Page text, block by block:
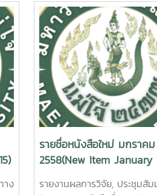
ง
3. การตรวจสอบปริมาณแก๊
แอมโมเนียที่เป็นพาจากโรงงาน
อุตสาหกรรมเกษตรด้วยเซนเซ
ประดิษฐ์จากอนุภาคนาโนเฟอ
ไซด์ที่อุณหภูมิต่ำ นิตยา ตาแ
รายงานผลการวิจัยมหาวิทยาลัย
69 หน้า. เลขเรียกหนังสือ
/32
Monitoring of Noxious NG3
from agro Industry with
Fabricated from Fe2O3.
Nanoparticles at low
ง
ประชุมสัมมนาทางวิชาการและ
อื่นๆ .การพัฒนาตัวแบบคุณภ
อย่างยั่งยืนตามแนวคิดปรัชญา
เศรษฐกิจพอเพียง จังหวัดเชีย
จักรพงษ์ พวงงามชื่น
รายงานผลการวิจัยมหาวิทยา
516 หน้า. เลขเรียกหนังสือ
ช45. 04
Sustainability Development
Model of Quality of Life
Sufficiency Economy
Chiang Mai, Thailand.
าง
รายชื่อหนังสือใหม่ มกราคม
2558(New Item January
รายงานผลการวิจัย, ประชุมสั